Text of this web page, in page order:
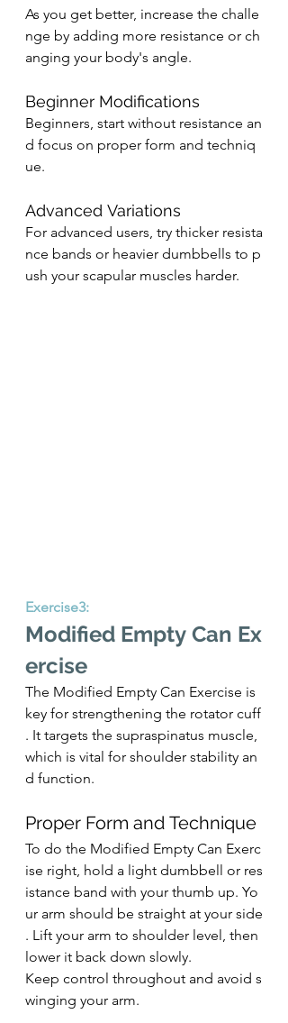
As you get better, increase the challe
nge by adding more resistance or ch
anging your body's angle.
Beginner Modifications
Beginners, start without resistance an
d focus on proper form and techniq
ue.
Advanced Variations
For advanced users, try thicker resista
nce bands or heavier dumbbells to p
ush your scapular muscles harder.
Exercise3:
Modified Empty Can Ex
ercise
The Modified Empty Can Exercise is
key for strengthening the rotator cuff
. It targets the supraspinatus muscle,
which is vital for shoulder stability an
d function.
Proper Form and Technique
To do the Modified Empty Can Exerc
ise right, hold a light dumbbell or res
istance band with your thumb up. Yo
ur arm should be straight at your side
. Lift your arm to shoulder level, then
lower it back down slowly.
Keep control throughout and avoid s
winging your arm.